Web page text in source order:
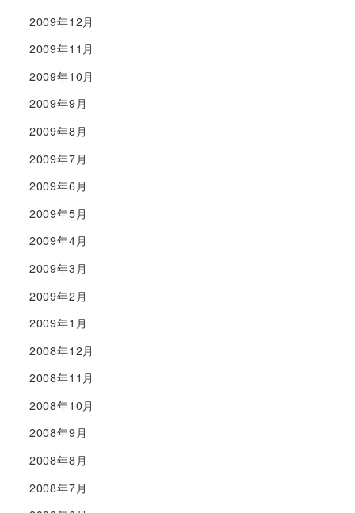
2009年12月
2009年11月
2009年10月
2009年9月
2009年8月
2009年7月
2009年6月
2009年5月
2009年4月
2009年3月
2009年2月
2009年1月
2008年12月
2008年11月
2008年10月
2008年9月
2008年8月
2008年7月